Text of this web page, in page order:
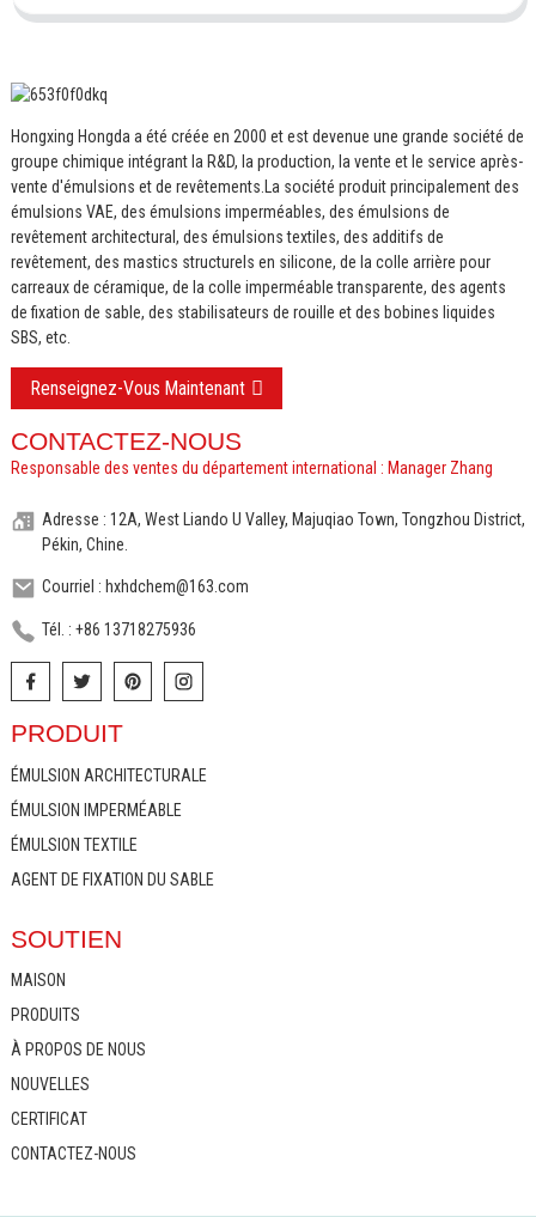
Hongxing Hongda a été créée en 2000 et est devenue une grande société de
groupe chimique intégrant la R&D, la production, la vente et le service après-
vente d'émulsions et de revêtements.
La société produit principalement des
émulsions VAE, des émulsions imperméables, des émulsions de
revêtement architectural, des émulsions textiles, des additifs de
revêtement, des mastics structurels en silicone, de la colle arrière pour
carreaux de céramique, de la colle imperméable transparente, des agents
de fixation de sable, des stabilisateurs de rouille et des bobines liquides
SBS, etc.
Renseignez-Vous Maintenant
CONTACTEZ-NOUS
Responsable des ventes du département international : Manager Zhang
Adresse : 12A, West Liando U Valley, Majuqiao Town, Tongzhou District,
Pékin, Chine.
Courriel : hxhdchem@163.com
Tél. : +86 13718275936
PRODUIT
ÉMULSION ARCHITECTURALE
ÉMULSION IMPERMÉABLE
ÉMULSION TEXTILE
AGENT DE FIXATION DU SABLE
SOUTIEN
MAISON
PRODUITS
À PROPOS DE NOUS
NOUVELLES
CERTIFICAT
CONTACTEZ-NOUS